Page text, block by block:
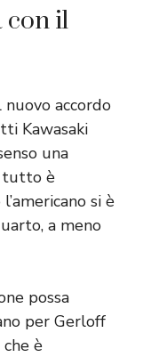
con il
accordo
Kawasaki
una
tutto è
si è
a meno
possa
per Gerloff
è